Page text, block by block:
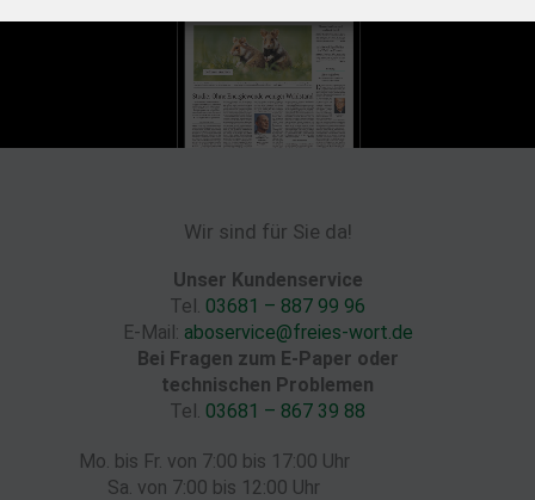
Wir sind für Sie da!
Unser Kundenservice
Tel. 03681 – 887 99 96
E-Mail: aboservice@freies-wort.de
Bei Fragen zum E-Paper oder
technischen Problemen
Tel. 03681 – 867 39 88
Mo. bis Fr. von 7:00 bis 17:00 Uhr
Sa. von 7:00 bis 12:00 Uhr